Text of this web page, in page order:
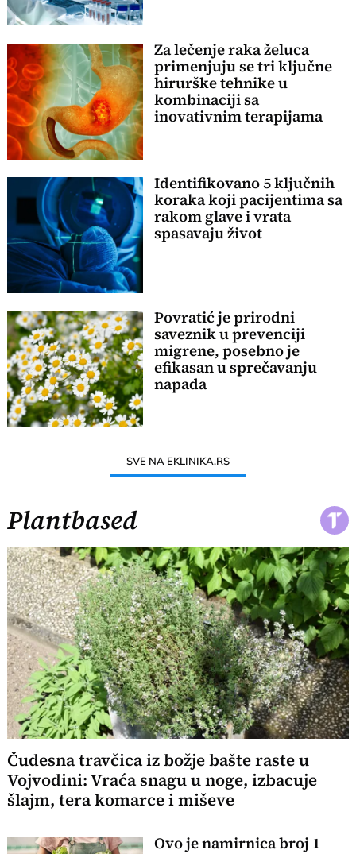
Za lečenje raka želuca
primenjuju se tri ključne
hirurške tehnike u
kombinaciji sa
inovativnim terapijama
Identifikovano 5 ključnih
koraka koji pacijentima sa
rakom glave i vrata
spasavaju život
Povratić je prirodni
saveznik u prevenciji
migrene, posebno je
efikasan u sprečavanju
napada
SVE NA EKLINIKA.RS
Plantbased
Čudesna travčica iz božje bašte raste u
Vojvodini: Vraća snagu u noge, izbacuje
šlajm, tera komarce i miševe
Ovo je namirnica broj 1